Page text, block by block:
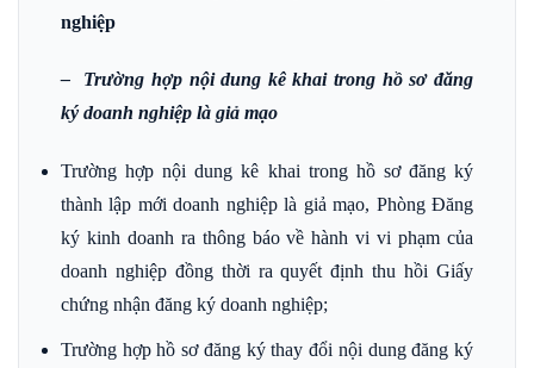
nghiệp
– Trường hợp nội dung kê khai trong hồ sơ đăng
ký doanh nghiệp là giả mạo
Trường hợp nội dung kê khai trong hồ sơ đăng ký
thành lập mới doanh nghiệp là giả mạo, Phòng Đăng
ký kinh doanh ra thông báo về hành vi vi phạm của
doanh nghiệp đồng thời ra quyết định thu hồi Giấy
chứng nhận đăng ký doanh nghiệp;
Trường hợp hồ sơ đăng ký thay đổi nội dung đăng ký